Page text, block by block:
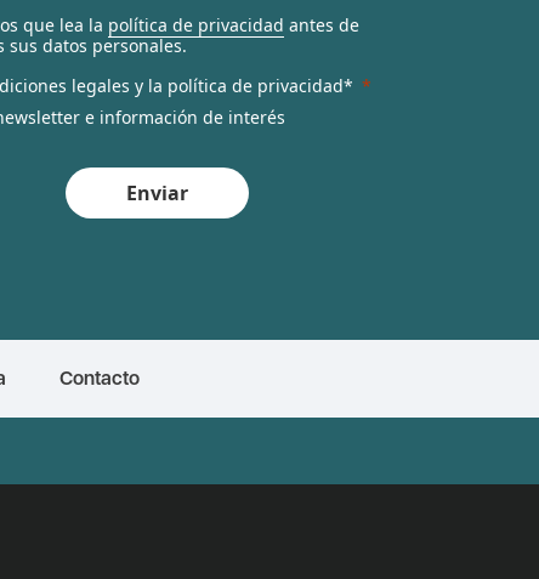
que lea la política de privacidad antes de
sus datos personales.
legales y la política de privacidad*
e información de interés
Enviar
Contacto